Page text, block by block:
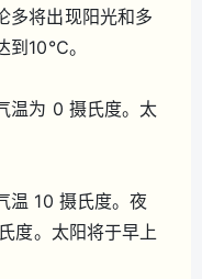
多将出现阳光和多
到10℃。
温为 0 摄氏度。太
温 10 摄氏度。夜
度。太阳将于早上